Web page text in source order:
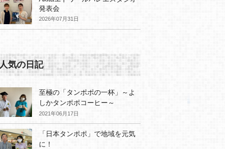
発表会
2026年07月31日
人気の日記
至極の「タンポポの一杯」～よ
しかタンポポコーヒー～
2021年06月17日
「日本タンポポ」で地域を元気
に！